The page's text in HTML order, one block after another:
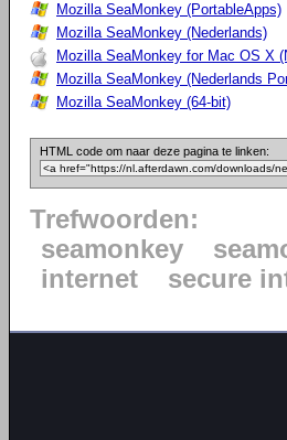
Mozilla SeaMonkey (PortableApps)
Mozilla SeaMonkey (Nederlands)
Mozilla SeaMonkey for Mac OS X
Mozilla SeaMonkey (Nederlands
Mozilla SeaMonkey (64-bit)
HTML code om naar deze pagina te linken:
Trefwoorden:
seamonkey
internet
secure